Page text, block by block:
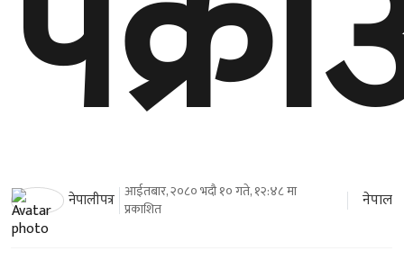
नेपालीपत्र आईतबार, २०८० भदौ १० गते, १२:४८ मा
प्रकाशित
नेपाल